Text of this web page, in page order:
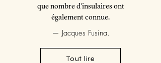
que nombre d’insulaires ont
également connue.
— Jacques Fusina.
Tout lire